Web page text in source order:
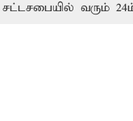
வரும் 24ம்